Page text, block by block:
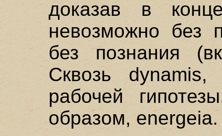
доказав в
невозможно без
без познания
Сквозь
рабочей
образом, energeia.